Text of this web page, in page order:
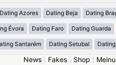
Dating Azores Dating Beja Dating
Évora Dating Faro Dating Guarda
Santarém Dating Setubal
News| Fakes| Shop